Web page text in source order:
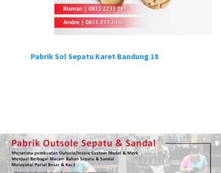
Pabrik Sol Sepatu Karet Bandung 18